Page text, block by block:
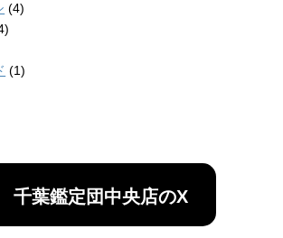
(4)
(1)
千葉鑑定団中央店のX